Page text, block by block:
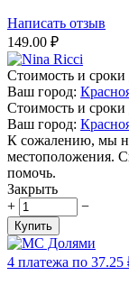
Написать отзыв
149.00 ₽
Стоимость и сроки
Ваш город:
Стоимость и сроки
Ваш город:
К сожалению, мы
местоположения.
помочь.
Закрыть
+
−
Купить
4 платежа по 37.25